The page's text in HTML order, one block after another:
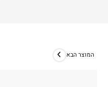
המוצר הבא